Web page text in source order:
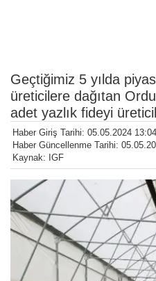
Geçtiğimiz 5 yılda
üreticilere dağıtan
adet yazlık fideyi
Haber Giriş Tarihi: 05.05.2024 13:04
Haber Güncellenme Tarihi:
Kaynak: IGF